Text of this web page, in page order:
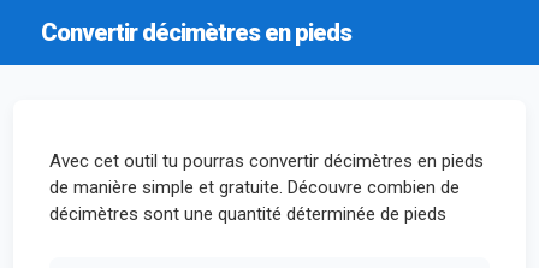
Convertir décimètres en pieds
Avec cet outil tu pourras convertir décimètres en pieds
de manière simple et gratuite. Découvre combien de
décimètres sont une quantité déterminée de pieds